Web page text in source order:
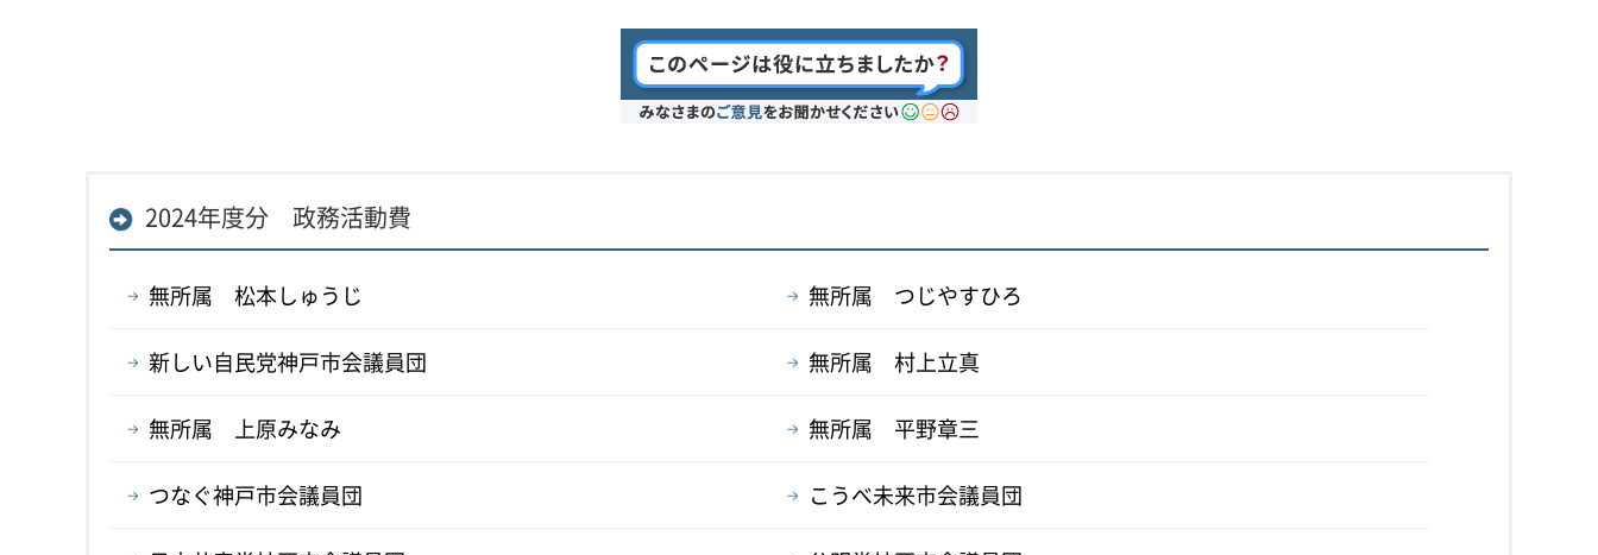
2024年度分 政務活動費
無所属 松本しゅうじ 無所属 つじやすひろ
新しい自民党神戸市会議員団 無所属 村上立真
無所属 上原みなみ 無所属 平野章三
つなぐ神戸市会議員団 こうべ未来市会議員団